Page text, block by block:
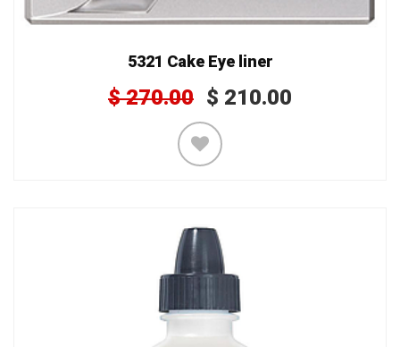
5321 Cake Eye liner
$270.00 $ 210.00